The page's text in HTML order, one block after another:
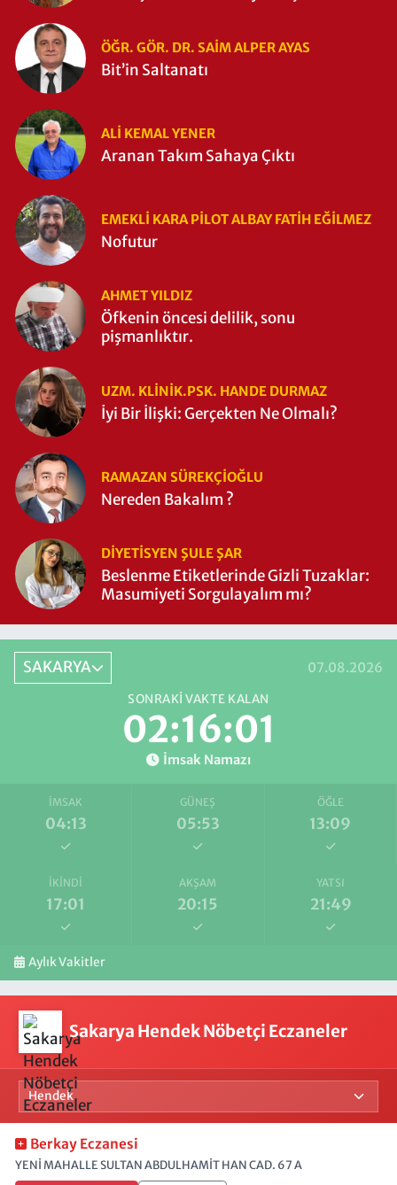
ÖĞR. GÖR. DR. SAIM ALPER AYAS
Bit’in Saltanatı
ALI KEMAL YENER
Aranan Takım Sahaya Çıktı
EMEKLI KARA PILOT ALBAY FATIH EĞİLMEZ
Nofutur
AHMET YILDIZ
Öfkenin öncesi delilik, sonu
pişmanlıktır.
UZM. KLINIK.PSK. HANDE DURMAZ
İyi Bir İlişki: Gerçekten Ne Olmalı?
RAMAZAN SÜREKÇIOĞLU
Nereden Bakalım ?
DIYETISYEN ŞULE ŞAR
Beslenme Etiketlerinde Gizli Tuzaklar:
Masumiyeti Sorgulayalım mı?
SAKARYA 07.08.2026
SONRAKI VAKTE KALAN
02:16:00
İmsak Namazı
İMSAK
04:13
GÜNEŞ
05:53
ÖĞLE
13:09
İKINDI
17:01
AKŞAM
20:15
YATSI
21:49
Aylık Vakitler
Sakarya Hendek Nöbetçi Eczaneler
Berkay Eczanesi
YENİ MAHALLE SULTAN ABDULHAMİT HAN CAD. 67 A